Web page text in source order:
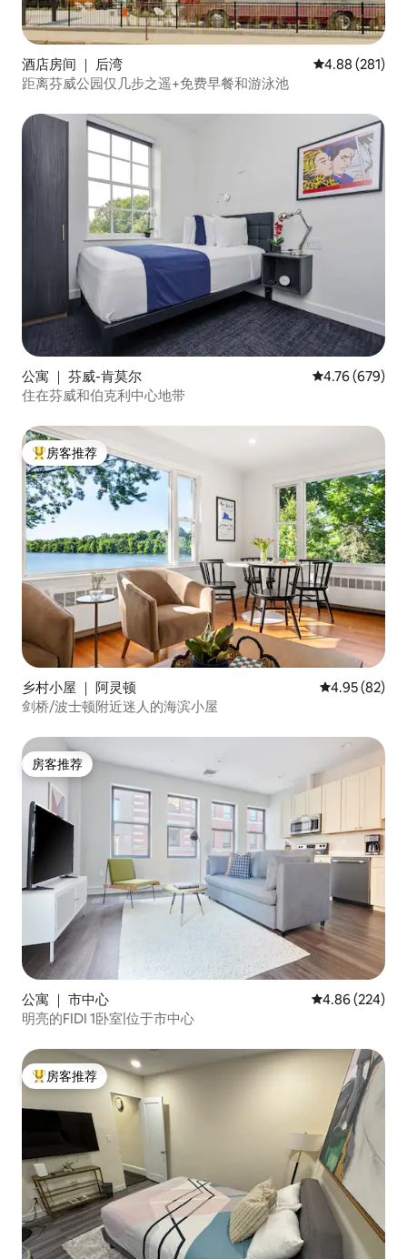
酒店房间 ｜ 后湾 平均评分 4.88
4.88 (281)
距离芬威公园仅几步之遥+免费早餐和游泳池
公寓 ｜ 芬威-肯莫尔 平均评分 4.76
4.76 (679)
住在芬威和伯克利中心地带
热门「房客推荐」
房客推荐
乡村小屋 ｜ 阿灵顿 平均评分
4.95 (82)
剑桥/波士顿附近迷人的海滨小屋
房客推荐
房客推荐
公寓 ｜ 市中心 平均评分 4.86
4.86 (224)
明亮的FIDI 1卧室|位于市中心
热门「房客推荐」
房客推荐